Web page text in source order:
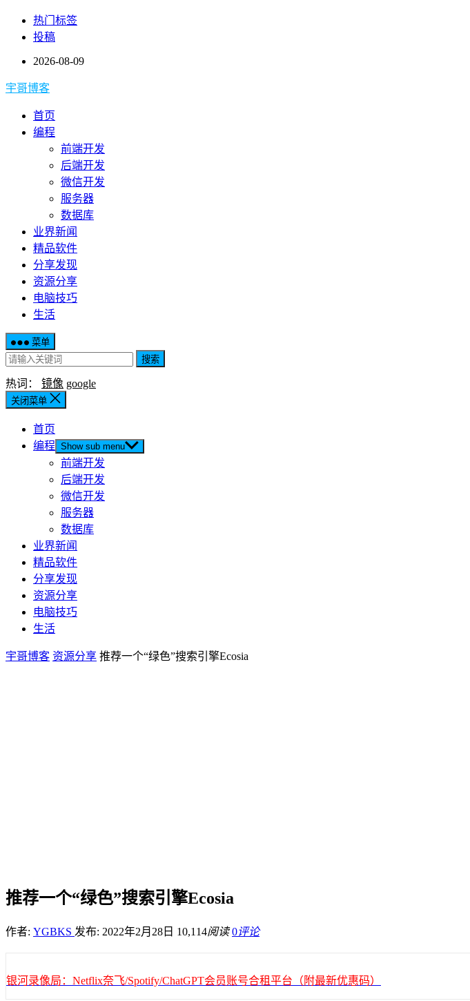
热门标签
投稿
2026-08-09
宇哥博客
首页
编程
前端开发
后端开发
微信开发
服务器
数据库
业界新闻
精品软件
分享发现
资源分享
电脑技巧
生活
菜单
搜索
热词： 镜像 google
关闭菜单
首页
编程 Show sub menu
前端开发
后端开发
微信开发
服务器
数据库
业界新闻
精品软件
分享发现
资源分享
电脑技巧
生活
宇哥博客 资源分享 推荐一个“绿色”搜索引擎Ecosia
推荐一个“绿色”搜索引擎Ecosia
作者: YGBKS 发布: 2022年2月28日 10,114阅读 0评论
银河录像局：Netflix奈飞/Spotify/ChatGPT会员账号合租平台（附最新优惠码）